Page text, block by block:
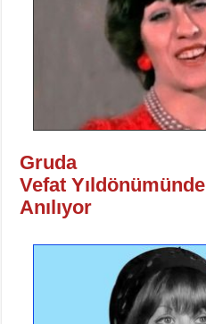
Gruda
Vefat Yıldönümünde
Anılıyor